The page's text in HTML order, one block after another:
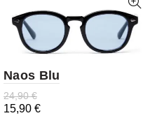
Naos Blu
24,90€
15,90 €